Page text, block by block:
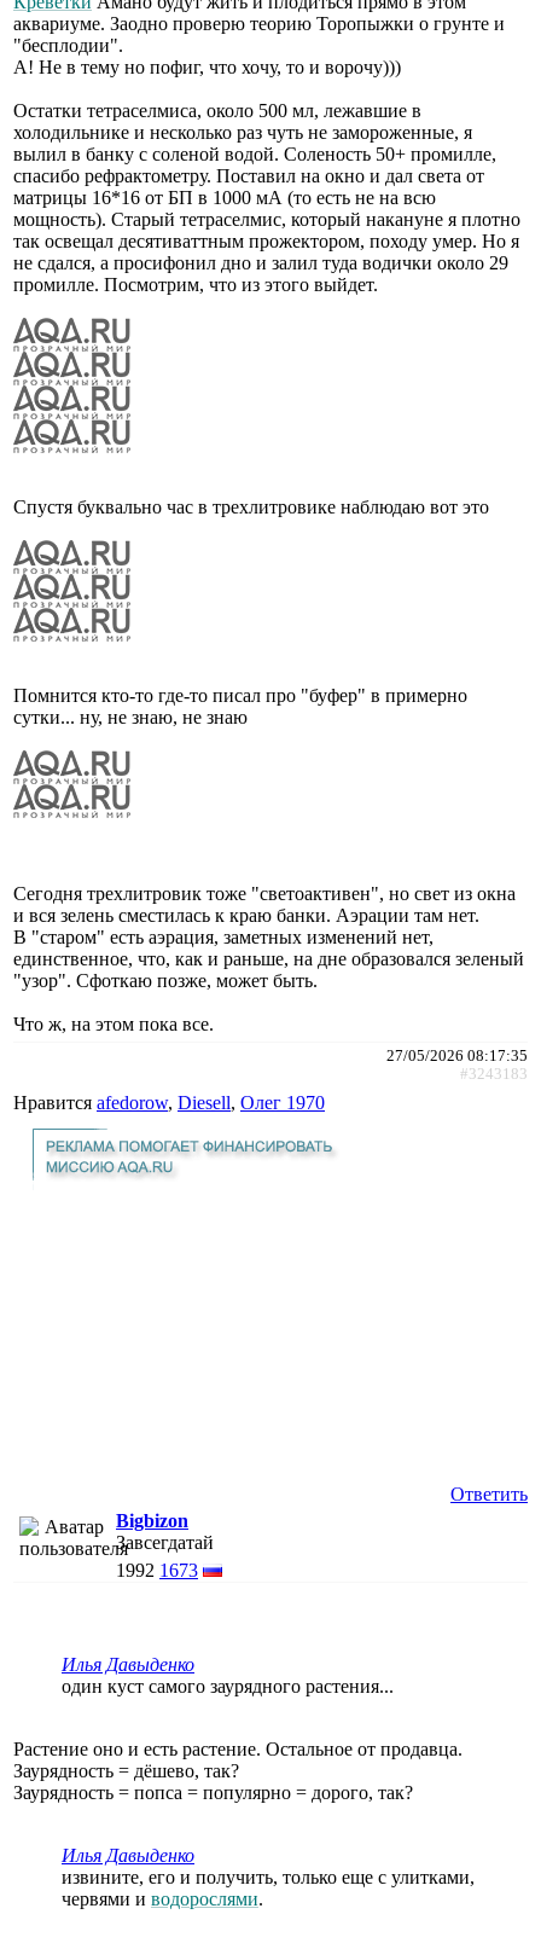
аквариуме. Заодно проверю теорию Торопыжки о грунте и
"бесплодии".
А! Не в тему но пофиг, что хочу, то и ворочу)))
Остатки тетраселмиса, около 500 мл, лежавшие в
холодильнике и несколько раз чуть не замороженные, я
вылил в банку с соленой водой. Соленость 50+ промилле,
спасибо рефрактометру. Поставил на окно и дал света от
матрицы 16*16 от БП в 1000 мА (то есть не на всю
мощность). Старый тетраселмис, который накануне я плотно
так освещал десятиваттным прожектором, походу умер. Но я
не сдался, а просифонил дно и залил туда водички около 29
промилле. Посмотрим, что из этого выйдет.
Спустя буквально час в трехлитровике наблюдаю вот это
Помнится кто-то где-то писал про "буфер" в примерно
сутки... ну, не знаю, не знаю
Сегодня трехлитровик тоже "светоактивен", но свет из окна
и вся зелень сместилась к краю банки. Аэрации там нет.
В "старом" есть аэрация, заметных изменений нет,
единственное, что, как и раньше, на дне образовался зеленый
"узор". Сфоткаю позже, может быть.
Что ж, на этом пока все.
27/05/2026 08:17:35
#3243183
Нравится afedorow, Diesell, Олег 1970
Ответить
Bigbizon
Завсегдатай
1992 1673
Илья Давыденко
один куст самого заурядного растения...
Растение оно и есть растение. Остальное от продавца.
Заурядность = дёшево, так?
Заурядность = попса = популярно = дорого, так?
Илья Давыденко
извините, его и получить, только еще с улитками,
червями и водорослями.